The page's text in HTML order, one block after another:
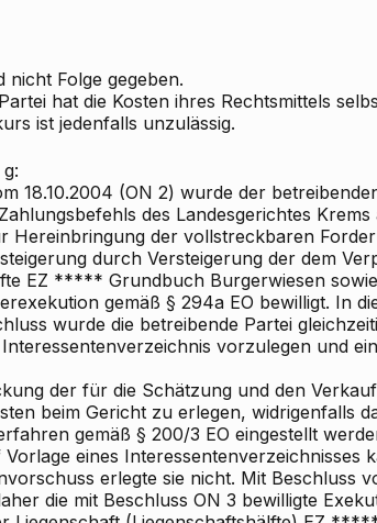
nicht Folge gegeben.
hat die Kosten ihres Rechtsmittels
ist jedenfalls unzulässig.
18.10.2004 (ON 2) wurde der
des Landesgerichtes Krems
Hereinbringung der vollstreckbaren
durch Versteigerung der dem
EZ ***** Grundbuch Burgerwiesen
gemäß § 294a EO bewilligt. In
wurde die betreibende Partei
vorzulegen und
der für die Schätzung und den
beim Gericht zu erlegen, widrigenfalls
gemäß § 200/3 EO eingestellt
eines Interessentenverzeichnisses
erlegte sie nicht. Mit Beschluss
die mit Beschluss ON 3 bewilligte